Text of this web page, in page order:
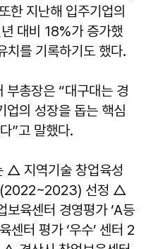
한 지난해 입주기업의
대비 18%가 증가했
를 기록하기도 했다.
부총장은 “대구대는 경
업의 성장을 돕는 핵심
”고 말했다.
△ 지역기술 창업육성
(2022~2023) 선정 △
육센터 경영평가 ‘A등
센터 평가 ‘우수’ 센터 2